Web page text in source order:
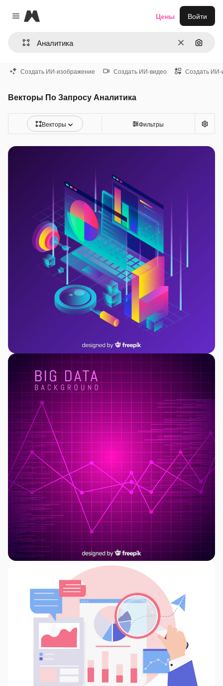
Close menu
Magnific
ОчиститьПоиск
Цены Войти
Создать ИИ-изображение Создать ИИ-видео Создать ИИ-
Векторы По Запросу Аналитика
Векторы Фильтры